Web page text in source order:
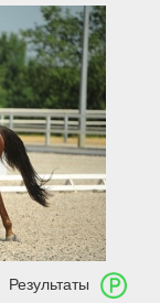
Результаты